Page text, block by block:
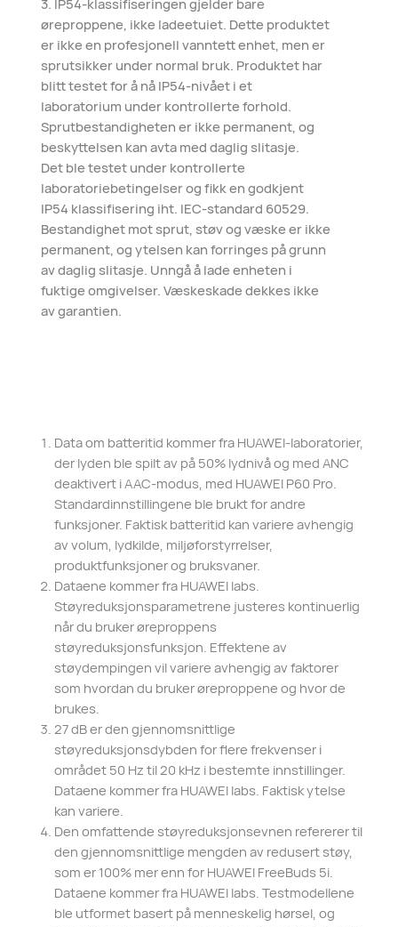
3. IP54-klassifiseringen gjelder bare
øreproppene, ikke ladeetuiet. Dette produktet
er ikke en profesjonell vanntett enhet, men er
sprutsikker under normal bruk. Produktet har
blitt testet for å nå IP54-nivået i et
laboratorium under kontrollerte forhold.
Sprutbestandigheten er ikke permanent, og
beskyttelsen kan avta med daglig slitasje.
Det ble testet under kontrollerte
laboratoriebetingelser og fikk en godkjent
IP54 klassifisering iht. IEC-standard 60529.
Bestandighet mot sprut, støv og væske er ikke
permanent, og ytelsen kan forringes på grunn
av daglig slitasje. Unngå å lade enheten i
fuktige omgivelser. Væskeskade dekkes ikke
av garantien.
Data om batteritid kommer fra HUAWEI-laboratorier,
der lyden ble spilt av på 50% lydnivå og med ANC
deaktivert i AAC-modus, med HUAWEI P60 Pro.
Standardinnstillingene ble brukt for andre
funksjoner. Faktisk batteritid kan variere avhengig
av volum, lydkilde, miljøforstyrrelser,
produktfunksjoner og bruksvaner.
Dataene kommer fra HUAWEI labs.
Støyreduksjonsparametrene justeres kontinuerlig
når du bruker øreproppens
støyreduksjonsfunksjon. Effektene av
støydempingen vil variere avhengig av faktorer
som hvordan du bruker øreproppene og hvor de
brukes.
27 dB er den gjennomsnittlige
støyreduksjonsdybden for flere frekvenser i
området 50 Hz til 20 kHz i bestemte innstillinger.
Dataene kommer fra HUAWEI labs. Faktisk ytelse
kan variere.
Den omfattende støyreduksjonsevnen refererer til
den gjennomsnittlige mengden av redusert støy,
som er 100% mer enn for HUAWEI FreeBuds 5i.
Dataene kommer fra HUAWEI labs. Testmodellene
ble utformet basert på menneskelig hørsel, og